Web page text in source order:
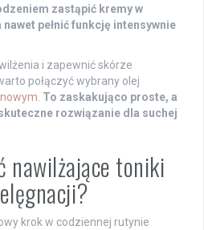
zastąpić kremy w
pełnić funkcję intensywnie
i zapewnić skórze
połączyć wybrany olej
To zaskakująco proste, a
rozwiązanie dla suchej
nawilżające toniki
krok w codziennej rutynie